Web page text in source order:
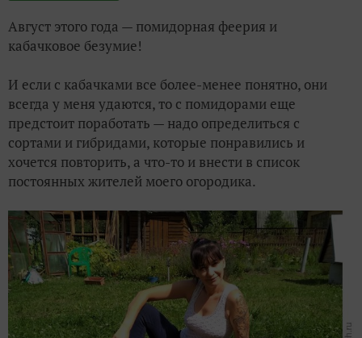
Сезон - 2018. Часть 1. Весна
Лизабокс. Экзамен на качество сдан на твердую пятерку!
Дачницы ухаживают за растениями, а Лизабокс
Август этого года — помидорная феерия и
кабачковое безумие!
И если с кабачками все более-менее понятно, они
всегда у меня удаются, то с помидорами еще
предстоит поработать — надо определиться с
сортами и гибридами, которые понравились и
хочется повторить, а что-то и внести в список
постоянных жителей моего огородика.